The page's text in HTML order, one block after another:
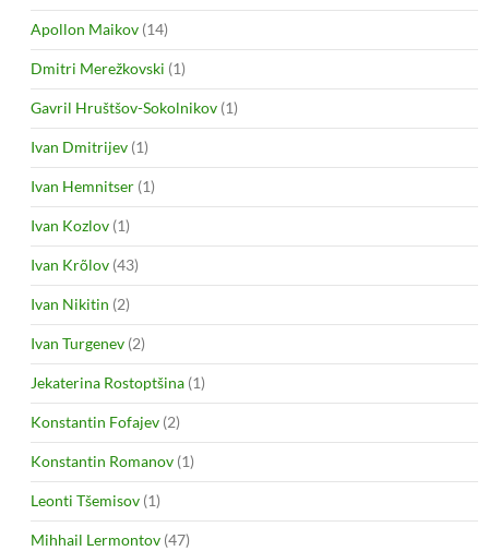
Apollon Maikov (14)
Dmitri Merežkovski (1)
Gavril Hruštšov-Sokolnikov (1)
Ivan Dmitrijev (1)
Ivan Hemnitser (1)
Ivan Kozlov (1)
Ivan Krõlov (43)
Ivan Nikitin (2)
Ivan Turgenev (2)
Jekaterina Rostoptšina (1)
Konstantin Fofajev (2)
Konstantin Romanov (1)
Leonti Tšemisov (1)
Mihhail Lermontov (47)